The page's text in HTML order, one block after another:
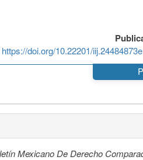
https://doi.org/10.22201/
Mexicano De Derecho